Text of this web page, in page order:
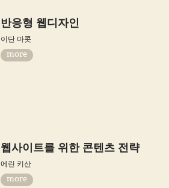
반응형 웹디자인
이단 마콧
more
웹사이트를 위한 콘텐츠 전략
에린 키산
more